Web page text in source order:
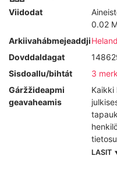
Viidodat
0.02
Arkiivahábmejeaddji
Dovddaldagat
Sisdoallu/bihtát
3
Gáržžideapmi
geavaheamis
Kaikki
nämä
LASIT